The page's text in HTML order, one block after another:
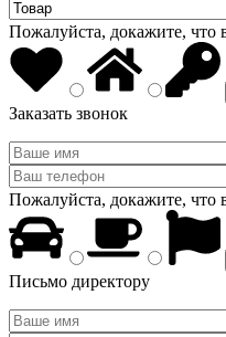
Пожалуйста, докажите, что
Заказать звонок
Пожалуйста, докажите, что
Письмо директору